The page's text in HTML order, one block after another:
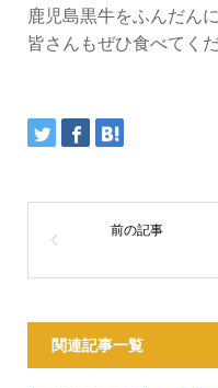
鹿児島黒牛をふんだん
皆さんもぜひ食べてく
関連記事一覧